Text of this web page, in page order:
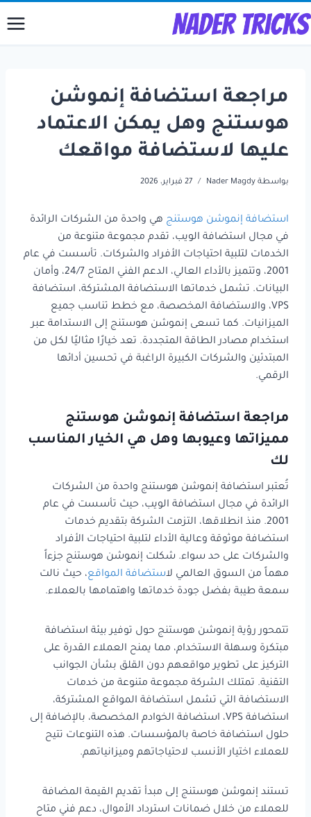
إلى
مراجعة استضافة إنموشن
هوستنج وهل يمكن الاعتماد
عليها لاستضافة مواقعك
بواسطة Nader Magdy 27 فبراير، 2026
استضافة إنموشن هوستنج هي واحدة من الشركات الرائدة
في مجال استضافة الويب، تقدم مجموعة متنوعة من
الخدمات لتلبية احتياجات الأفراد والشركات. تأسست في عام
2001، وتتميز بالأداء العالي، الدعم الفني المتاح 24/7، وأمان
البيانات. تشمل خدماتها الاستضافة المشتركة، استضافة
VPS، والاستضافة المخصصة، مع خطط تناسب جميع
الميزانيات. كما تسعى إنموشن هوستنج إلى الاستدامة عبر
استخدام مصادر الطاقة المتجددة. تعد خيارًا مثاليًا لكل من
المبتدئين والشركات الكبيرة الراغبة في تحسين أدائها
الرقمي.
مراجعة استضافة إنموشن هوستنج
مميزاتها وعيوبها وهل هي الخيار المناسب
لك
تُعتبر استضافة إنموشن هوستنج واحدة من الشركات
الرائدة في مجال استضافة الويب، حيث تأسست في عام
2001. منذ انطلاقها، التزمت الشركة بتقديم خدمات
استضافة موثوقة وعالية الأداء لتلبية احتياجات الأفراد
والشركات على حد سواء. شكلت إنموشن هوستنج جزءاً
مهماً من السوق العالمي لاستضافة المواقع، حيث نالت
سمعة طيبة بفضل جودة خدماتها واهتمامها بالعملاء.
تتمحور رؤية إنموشن هوستنج حول توفير بيئة استضافة
مبتكرة وسهلة الاستخدام، مما يمنح العملاء القدرة على
التركيز على تطوير مواقعهم دون القلق بشأن الجوانب
التقنية. تمتلك الشركة مجموعة متنوعة من خدمات
الاستضافة التي تشمل استضافة المواقع المشتركة،
استضافة VPS، استضافة الخوادم المخصصة، بالإضافة إلى
حلول استضافة خاصة بالمؤسسات. هذه التنوعات تتيح
للعملاء اختيار الأنسب لاحتياجاتهم وميزانياتهم.
تستند إنموشن هوستنج إلى مبدأ تقديم القيمة المضافة
للعملاء من خلال ضمانات استرداد الأموال، دعم فني متاح